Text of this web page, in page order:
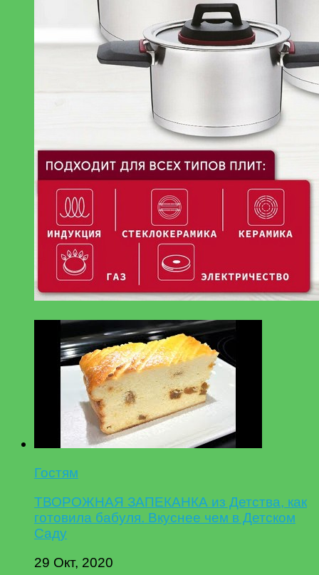
Гостям
ТВОРОЖНАЯ ЗАПЕКАНКА из Детства, как
готовила бабуля. Вкуснее чем в Детском
Саду
29 Окт, 2020